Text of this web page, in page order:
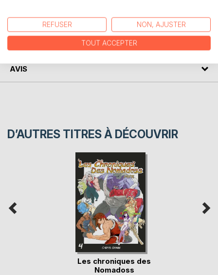
AUTEUR(S)
AVIS
D’AUTRES TITRES À DÉCOUVRIR
Les chroniques des
Nomadoss
REFUSER NON, AJUSTER
TOUT ACCEPTER